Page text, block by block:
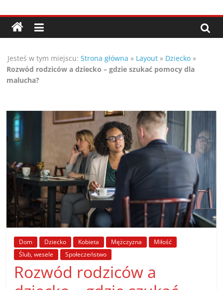
do
treści
Porady,
wskazówki
oraz
rady
–
poznaj
te
poradniki.
Porady
praktyczne
Jesteś w tym miejscu: Strona główna » Layout » Dziecko »
Rozwód rodziców a dziecko – gdzie szukać pomocy dla
malucha?
Dom Dziecko Kobieta Mężczyzna
Miłość
Ślub, wesele
Społeczeństwo
Rozwód rodziców a